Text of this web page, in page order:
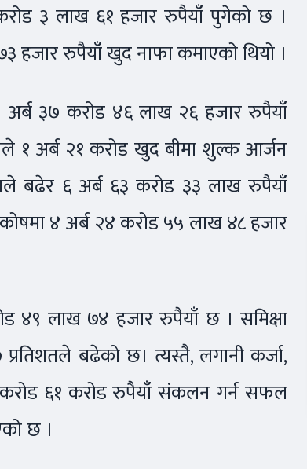
३ लाख ६१ हजार रुपैयाँ पुगेको छ ।
हजार रुपैयाँ खुद नाफा कमाएको थियो ।
३७ करोड ४६ लाख २६ हजार रुपैयाँ
१ अर्ब २१ करोड खुद बीमा शुल्क आर्जन
बढेर ६ अर्ब ६३ करोड ३३ लाख रुपैयाँ
४ अर्ब २४ करोड ५५ लाख ४८ हजार
४९ लाख ७४ हजार रुपैयाँ छ । समिक्षा
बढेको छ। त्यस्तै, लगानी कर्जा,
६१ करोड रुपैयाँ संकलन गर्न सफल
छ ।